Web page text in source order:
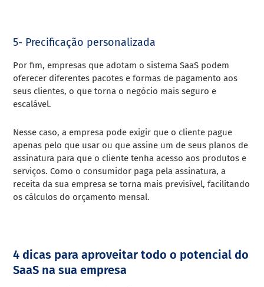
5- Precificação personalizada
Por fim, empresas que adotam o sistema SaaS podem
oferecer diferentes pacotes e formas de pagamento aos
seus clientes, o que torna o negócio mais seguro e
escalável.
Nesse caso, a empresa pode exigir que o cliente pague
apenas pelo que usar ou que assine um de seus planos de
assinatura para que o cliente tenha acesso aos produtos e
serviços.Como o consumidor paga pela assinatura, a
receita da sua empresa se torna mais previsível, facilitando
os cálculos do orçamento mensal.
4 dicas para aproveitar todo o potencial do
SaaS na sua empresa